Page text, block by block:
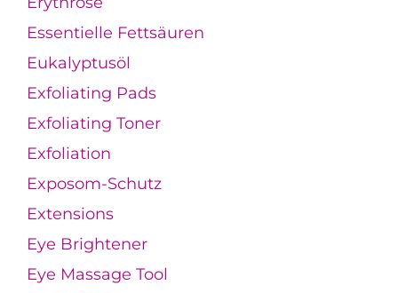
Essentielle Fettsäuren
Eukalyptusöl
Exfoliating Pads
Exfoliating Toner
Exfoliation
Exposom-Schutz
Extensions
Eye Brightener
Eye Massage Tool